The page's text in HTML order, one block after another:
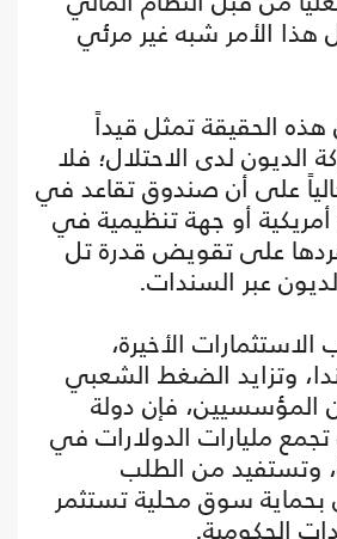
هذا الأمر شبه غير مرئي
الحقيقة تمثل قيداً
لدى الاحتلال؛ فلا
على أن صندوق تقاعد في
أمريكية أو جهة تنظيمية في
على تقويض قدرة تل
عبر السندات.
الأخيرة،
وتزايد الضغط الشعبي
المؤسسيين، فإن دولة
تجمع مليارات الدولارات في
وتستفيد من الطلب
بحماية سوق محلية تستثمر
الحكومية.